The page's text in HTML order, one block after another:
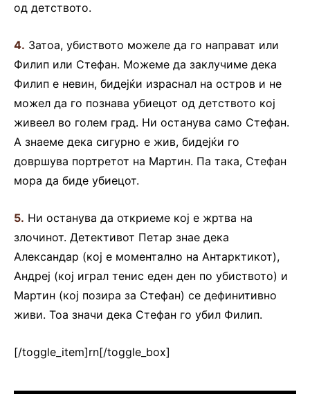
од детството.
4. Затоа, убиството можеле да го направат или
Филип или Стефан. Можеме да заклучиме дека
Филип е невин, бидејќи израснал на остров и не
можел да го познава убиецот од детството кој
живеел во голем град. Ни останува само Стефан.
А знаеме дека сигурно е жив, бидејќи го
довршува портретот на Мартин. Па така, Стефан
мора да биде убиецот.
5. Ни останува да откриеме кој е жртва на
злочинот. Детективот Петар знае дека
Александар (кој е моментално на Антарктикот),
Андреј (кој играл тенис еден ден по убиството) и
Мартин (кој позира за Стефан) се дефинитивно
живи. Тоа значи дека Стефан го убил Филип.
[/toggle_item]rn[/toggle_box]